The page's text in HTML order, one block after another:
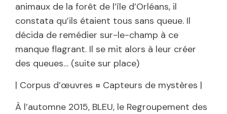
animaux de la forêt de l’île d’Orléans, il
constata qu’ils étaient tous sans queue. Il
décida de remédier sur-le-champ à ce
manque flagrant. Il se mit alors à leur créer
des queues… (suite sur place)
| Corpus d’œuvres ¤ Capteurs de mystères |
À l’automne 2015, BLEU, le Regroupement des